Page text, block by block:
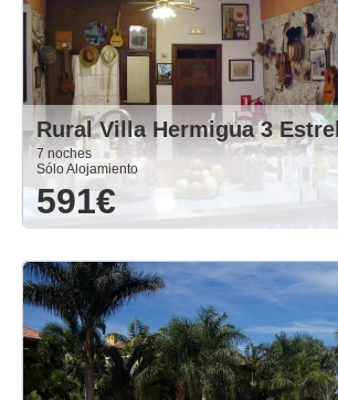
Rural Villa Hermigua 3
7 noches
Sólo Alojamiento
591€